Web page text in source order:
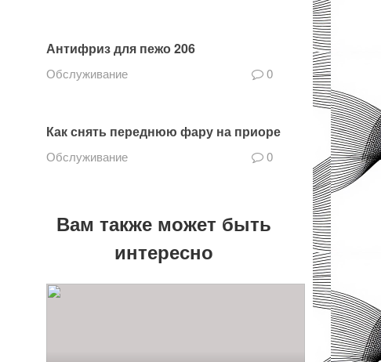
Антифриз для пежо 206
Обслуживание 0
Как снять переднюю фару на приоре
Обслуживание 0
Вам также может быть
интересно